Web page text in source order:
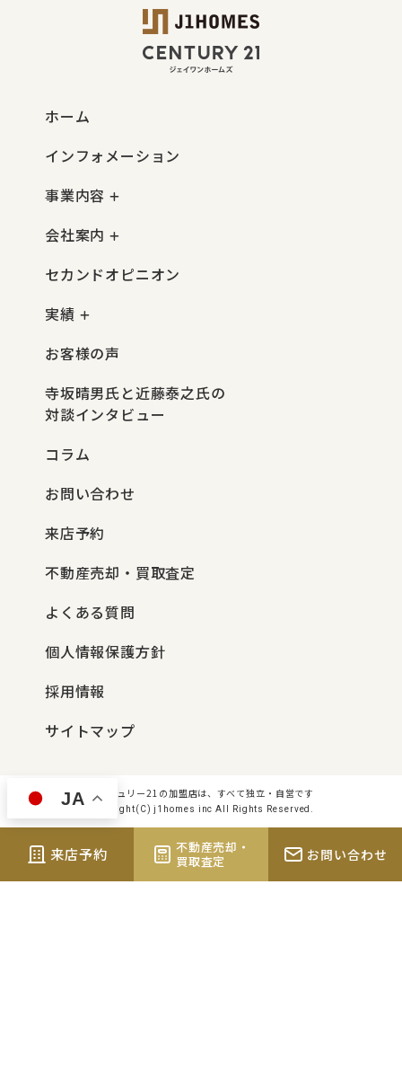
ホーム
インフォメーション
事業内容
会社案内
セカンドオピニオン
実績
お客様の声
寺坂晴男氏と近藤泰之氏の
対談インタビュー
コラム
お問い合わせ
来店予約
不動産売却・買取査定
よくある質問
個人情報保護方針
採用情報
サイトマップ
センチュリー21の加盟店は、すべて独立・自営です
Copyright(C) j1homes inc All Rights Reserved.
来店予約
不動産売却・
買取査定
お問い合わせ
JA